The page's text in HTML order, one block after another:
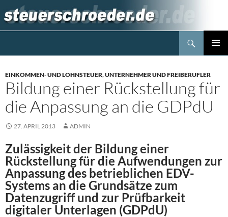
Inhalt
springen
EINKOMMEN- UND LOHNSTEUER,UNTERNEHMER UND FREIBERUFLER
Bildung einer Rückstellung für
die Anpassung an die GDPdU
27. APRIL 2013 ADMIN
Zulässigkeit der Bildung einer
Rückstellung für die Aufwendungen zur
Anpassung des betrieblichen EDV-
Systems an die Grundsätze zum
Datenzugriff und zur Prüfbarkeit
digitaler Unterlagen (GDPdU)